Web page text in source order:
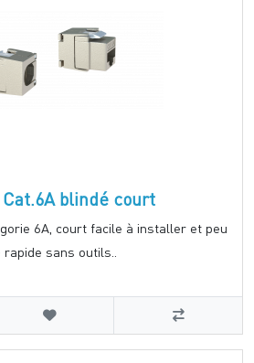
blindé court
6A, court facile à installer et peu
sans outils..